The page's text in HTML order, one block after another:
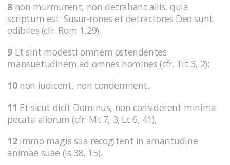
8 non murmurent, non detrahant aliis, quia
scriptum est: Susur-rones et detractores Deo sunt
odibiles (cfr. Rom 1,29).
9 Et sint modesti omnem ostendentes
mansuetudinem ad omnes homines (cfr. Tit 3, 2);
10non iudicent, non condemnent.
11 Et sicut dicit Dominus, non considerent minima
pecata aliorum (cfr. Mt 7, 3; Lc 6, 41),
12immo magis sua recogitent in amaritudine
animae suae (Is 38, 15).